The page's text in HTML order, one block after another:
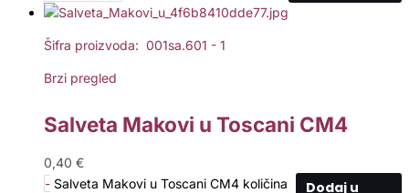
Šifra proizvoda: 001sa.601 - 1
Brzi pregled
Salveta Makovi u Toscani CM4
0,40 €
- Salveta Makovi u Toscani CM4 količina
Dodaj u